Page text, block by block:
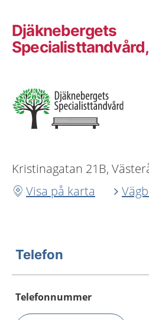
Djäknebergets
Kristinagatan 21B,
Visa på karta
Telefon
Telefonnummer